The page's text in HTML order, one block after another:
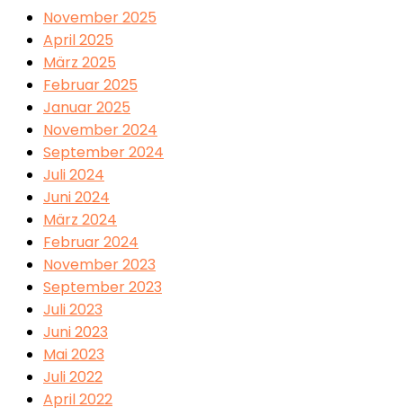
November 2025
April 2025
März 2025
Februar 2025
Januar 2025
November 2024
September 2024
Juli 2024
Juni 2024
März 2024
Februar 2024
November 2023
September 2023
Juli 2023
Juni 2023
Mai 2023
Juli 2022
April 2022